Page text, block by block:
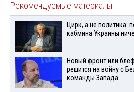
Рекомендуемые материалы
Цирк, а не политика:
кабмина Украины
Новый фронт или
решится на войну с
команды Запада